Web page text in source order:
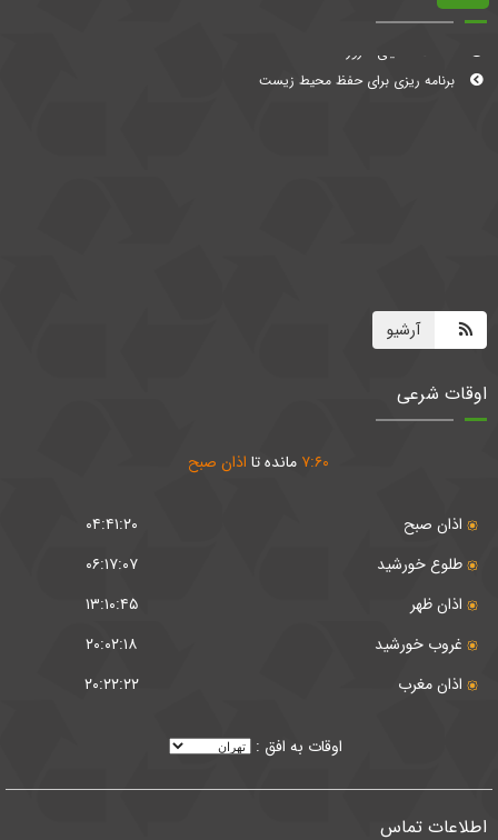
برنامه ریزی برای حفظ محیط زیست
آرشیو
اوقات شرعی
۷:۶۰ مانده تا اذان صبح
۰۴:۴۱:۲۰
اذان صبح
۰۶:۱۷:۰۷
طلوع خورشید
۱۳:۱۰:۴۵
اذان ظهر
۲۰:۰۲:۱۸
غروب خورشید
۲۰:۲۲:۲۲
اذان مغرب
اوقات به افق :
اطلاعات تماس